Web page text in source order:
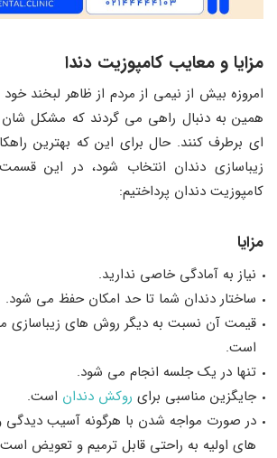
مزایا و معایب کامپوزیت دندا
امروزه بیش از نیمی از مردم از ظاهر لبخند
همین به دنبال راهی می گردند که مشکل
ای برطرف کنند. حال برای این که بهترین
زیباسازی دندان انتخاب شود، در این
کامپوزیت دندان پرداختیم:
مزایا
نیاز به آمادگی خاصی ندارید.
ساختار دندان شما تا حد امکان حفظ می شود.
قیمت آن نسبت به دیگر روش های زیباسازی
است.
تنها در یک جلسه انجام می شود.
جایگزین مناسبی برای روکش دندان است.
در صورت مواجه شدن با هرگونه آسیب دیدگی
های اولیه به راحتی قابل ترمیم و تعویض